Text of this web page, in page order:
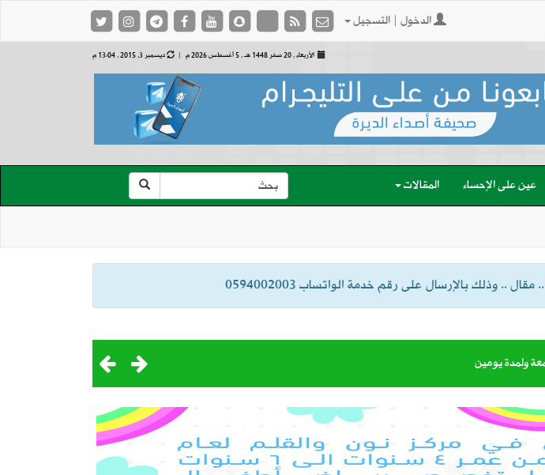
الدخول | التسجيل
الأربعاء , 20 صفر 1448 هـ , 5 أغسطس 2026 م | ديسمبر 3, 2015 , 13:04 م
عين على الإحساء المقالات
وذلك بالإرسال على رقم خدمة الواتساب 0594002003